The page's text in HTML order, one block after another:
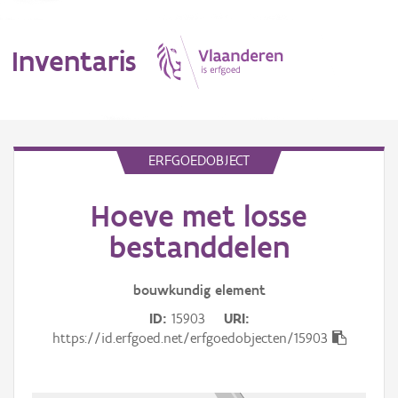
Inventaris
Aanduidingsobject
ERFGOEDOBJECT
Hoeve met losse
bestanddelen
bouwkundig element
ID 15903
URI
https://id.erfgoed.net/erfgoedobjecten/15903